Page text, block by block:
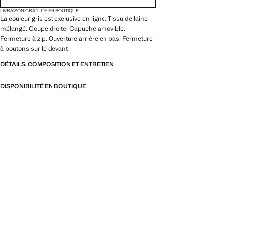
LIVRAISON GRATUITE EN BOUTIQUE
La couleur gris est exclusive en ligne. Tissu de laine
mélangé. Coupe droite. Capuche amovible.
Fermeture à zip. Ouverture arrière en bas. Fermeture
à boutons sur le devant
DÉTAILS, COMPOSITION ET ENTRETIEN
DISPONIBILITÉ EN BOUTIQUE